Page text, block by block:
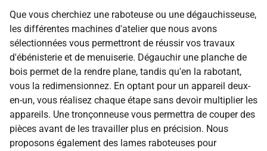
Que vous cherchiez une raboteuse ou une dégauchisseuse,
les différentes machines d'atelier que nous avons
sélectionnées vous permettront de réussir vos travaux
d'ébénisterie et de menuiserie. Dégauchir une planche de
bois permet de la rendre plane, tandis qu'en la rabotant,
vous la redimensionnez. En optant pour un appareil deux-
en-un, vous réalisez chaque étape sans devoir multiplier les
appareils. Une tronçonneuse vous permettra de couper des
pièces avant de les travailler plus en précision. Nous
proposons également des lames raboteuses pour